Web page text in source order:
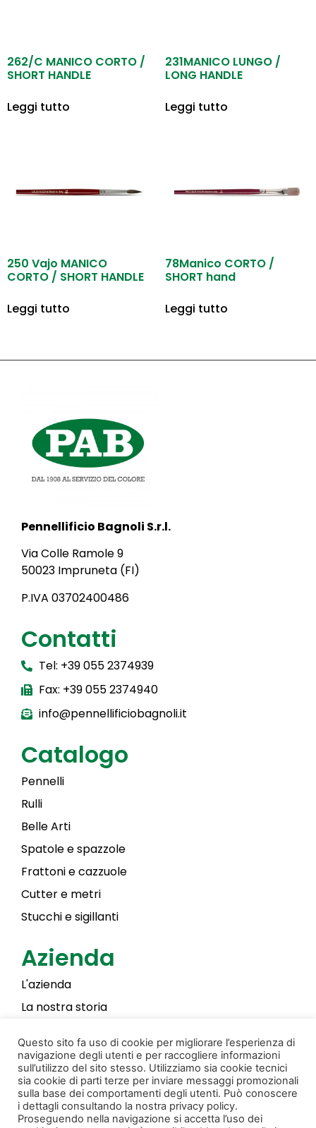
262/C MANICO CORTO /
SHORT HANDLE
Leggi tutto
231MANICO LUNGO /
LONG HANDLE
Leggi tutto
250 Vajo MANICO
CORTO / SHORT HANDLE
Leggi tutto
78Manico CORTO /
SHORT hand
Leggi tutto
Pennellificio Bagnoli S.r.l.
Via Colle Ramole 9
50023 Impruneta (FI)
P.IVA 03702400486
Contatti
Tel: +39 055 2374939
Fax: +39 055 2374940
info@pennellificiobagnoli.it
Catalogo
Pennelli
Rulli
Belle Arti
Spatole e spazzole
Frattoni e cazzuole
Cutter e metri
Stucchi e sigillanti
Azienda
L'azienda
La nostra storia
Privacy & Cookie PolicyCreato da Donati Films
© Copyright 2022 Pennellificio Bagnoli S.r.l. Tutti i
Questo sito fa uso di cookie per migliorare l’esperienza di
navigazione degli utenti e per raccogliere informazioni
sull’utilizzo del sito stesso. Utilizziamo sia cookie tecnici
sia cookie di parti terze per inviare messaggi promozionali
sulla base dei comportamenti degli utenti. Può conoscere
i dettagli consultando la nostra privacy policy.
Proseguendo nella navigazione si accetta l’uso dei